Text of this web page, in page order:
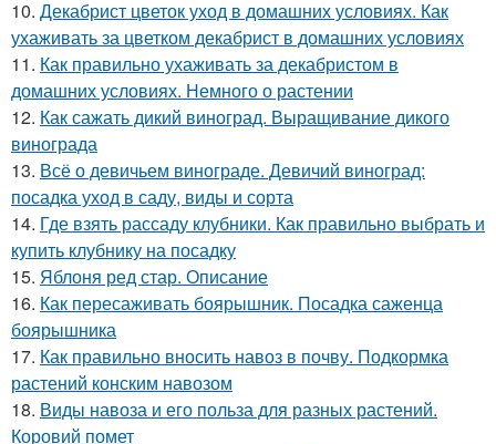
10. Декабрист цветок уход в домашних условиях. Как
ухаживать за цветком декабрист в домашних условиях
11. Как правильно ухаживать за декабристом в
домашних условиях. Немного о растении
12. Как сажать дикий виноград. Выращивание дикого
винограда
13. Всё о девичьем винограде. Девичий виноград:
посадка уход в саду, виды и сорта
14. Где взять рассаду клубники. Как правильно выбрать и
купить клубнику на посадку
15. Яблоня ред стар. Описание
16. Как пересаживать боярышник. Посадка саженца
боярышника
17. Как правильно вносить навоз в почву. Подкормка
растений конским навозом
18. Виды навоза и его польза для разных растений.
Коровий помет